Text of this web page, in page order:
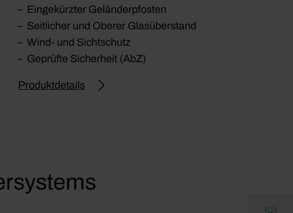
Eingekürzter Geländerpfosten
Seitlicher und Oberer Glasüberstand
Wind- und Sichtschutz
Geprüfte Sicherheit (AbZ)
Produktdetails